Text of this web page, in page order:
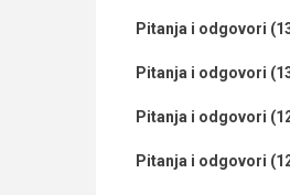
Pitanja i odgovori
Pitanja i odgovori
Pitanja i odgovori
Pitanja i odgovori